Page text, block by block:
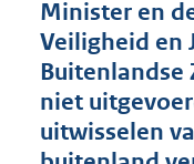
Minister en
Veiligheid en
Buitenlandse
niet
uitwisselen